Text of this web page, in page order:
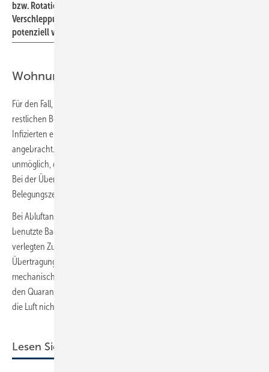
bzw. Rotations-Wärmeübertrager kann sicherlich eine Aerosol-
Verschleppung in einen oder ­mehrere Räume durch dann
potenziell virenbelastete Zuluft erfolgen.
Wohnungslüftungsanlagen
Für den Fall, dass es in einem Haushalt einen Infizierten gibt und die
restlichen Bewohner geschützt werden sollen, wäre für den
Infizierten eine Quarantäne in einem Raum mit „Luftisolation“
angebracht. Manche Wohnungslüftungssysteme machen dies jedoch
unmöglich, da sie virenbelastete Luft von Raum zu Raum übertragen.
Bei der Übertragung in Aufenthaltsräume ist das wegen der höheren
Belegungszeit während einer Quarantäne besonders kritisch.
Bei Abluftanlagen werden die Viren über den Flur bis ins gemeinsam
benutzte Bad transportiert. Mit einer innerhalb der Wohnung direkt
verlegten Zuluftleitung zum Bad als Nachströmöffnung [4] wäre dieser
Übertragungsweg jedoch weitgehend ausgeschaltet. Nur die
mechanische Einzelraumventilation und die Fensterlüftung sind für
den Quarantäneraum geeignet. Eventuell auch Zuluftsysteme, sofern
die Luft nicht über Überströmluftdurchlässe geführt wird.
Lesen Sie auch: